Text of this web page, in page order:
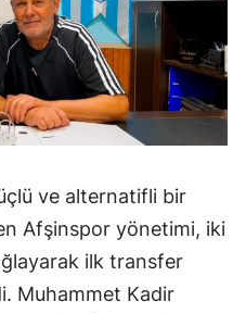
ve alternatifli bir
Afşinspor yönetimi, iki
ilk transfer
Muhammet Kadir